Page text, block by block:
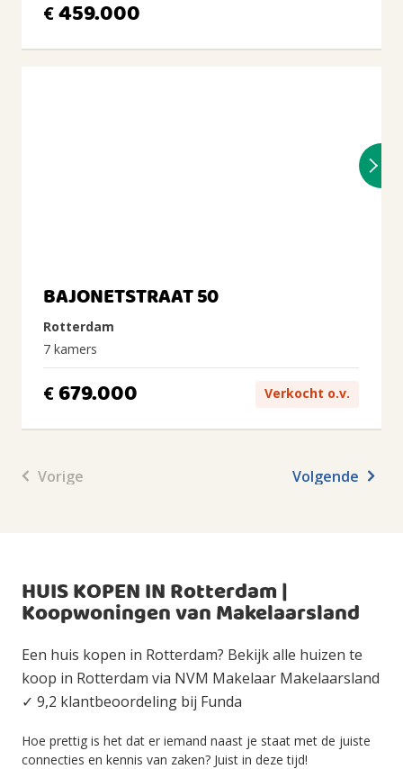
€459.000
BAJONETSTRAAT 50
Rotterdam
7 kamers
€679.000 Verkocht o.v.
Vorige Volgende
HUIS KOPEN IN Rotterdam |
Koopwoningen van Makelaarsland
Een huis kopen in Rotterdam? Bekijk alle huizen te
koop in Rotterdam via NVM Makelaar Makelaarsland
✓ 9,2 klantbeoordeling bij Funda
Hoe prettig is het dat er iemand naast je staat met de juiste
connecties en kennis van zaken? Juist in deze tijd!